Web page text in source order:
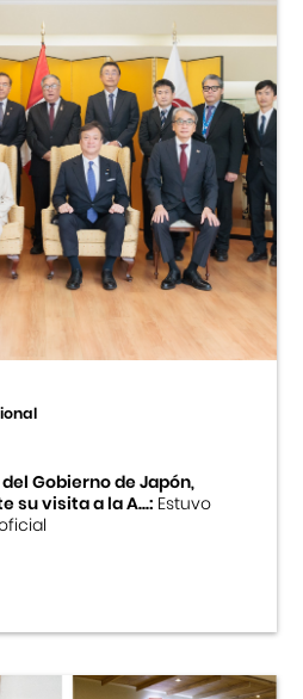
Gobierno de Japón,
su visita a la A...:Estuvo